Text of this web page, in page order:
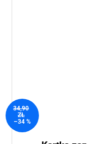
34,90
ZŁ
–34 %